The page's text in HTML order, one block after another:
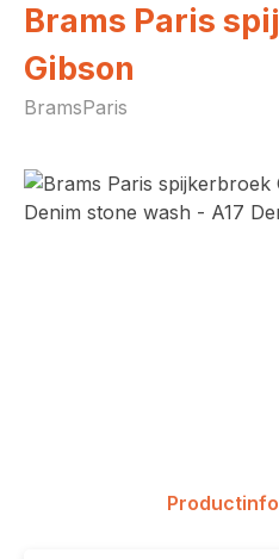
Brams Paris
Gibson
BramsParis
Afbeeldingengalerij